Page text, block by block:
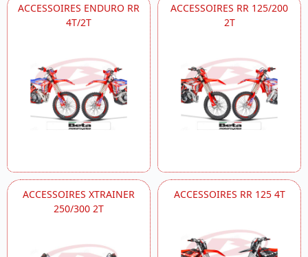
ACCESSOIRES ENDURO RR
4T/2T
ACCESSOIRES RR 125/200
2T
ACCESSOIRES XTRAINER
250/300 2T
ACCESSOIRES RR 125 4T